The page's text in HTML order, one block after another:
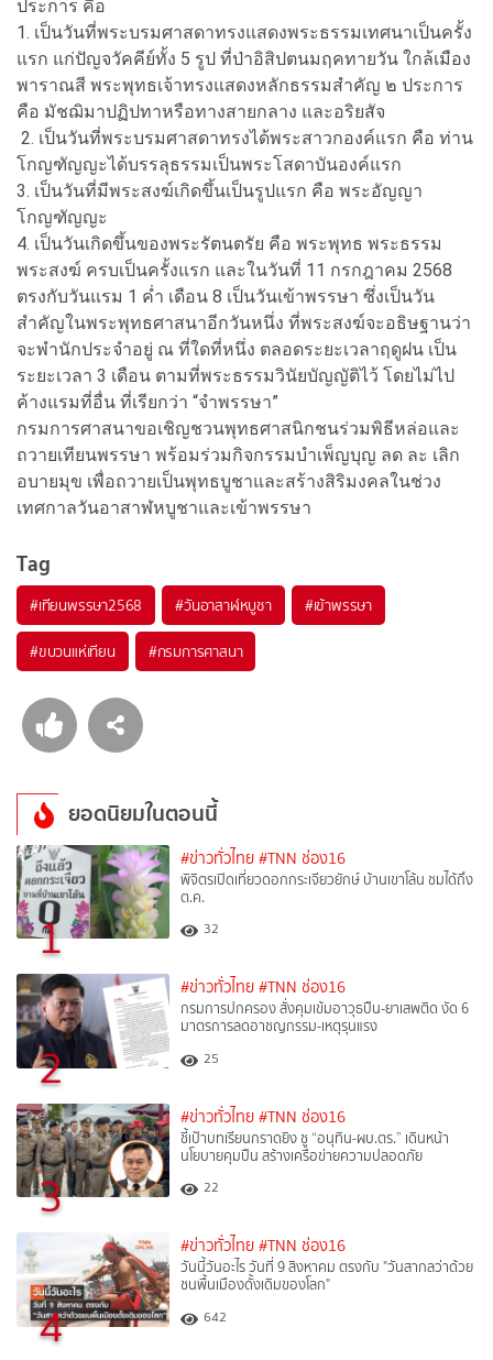
ประการ คือ
1. เป็นวันที่พระบรมศาสดาทรงแสดงพระธรรมเทศนาเป็นครั้ง
แรก แก่ปัญจวัคคีย์ทั้ง 5 รูป ที่ป่าอิสิปตนมฤคทายวัน ใกล้เมือง
พาราณสี พระพุทธเจ้าทรงแสดงหลักธรรมสำคัญ ๒ ประการ
คือ มัชฌิมาปฏิปทาหรือทางสายกลาง และอริยสัจ
2. เป็นวันที่พระบรมศาสดาทรงได้พระสาวกองค์แรก คือ ท่าน
โกญฑัญญะได้บรรลุธรรมเป็นพระโสดาบันองค์แรก
3. เป็นวันที่มีพระสงฆ์เกิดขึ้นเป็นรูปแรก คือ พระอัญญา
โกญฑัญญะ
4. เป็นวันเกิดขึ้นของพระรัตนตรัย คือ พระพุทธ พระธรรม
พระสงฆ์ ครบเป็นครั้งแรก และในวันที่ 11 กรกฎาคม 2568
ตรงกับวันแรม 1 ค่ำ เดือน 8 เป็นวันเข้าพรรษา ซึ่งเป็นวัน
สำคัญในพระพุทธศาสนาอีกวันหนึ่ง ที่พระสงฆ์จะอธิษฐานว่า
จะพำนักประจำอยู่ ณ ที่ใดที่หนึ่ง ตลอดระยะเวลาฤดูฝน เป็น
ระยะเวลา 3 เดือน ตามที่พระธรรมวินัยบัญญัติไว้ โดยไม่ไป
ค้างแรมที่อื่น ที่เรียกว่า “จำพรรษา”
กรมการศาสนาขอเชิญชวนพุทธศาสนิกชนร่วมพิธีหล่อและ
ถวายเทียนพรรษา พร้อมร่วมกิจกรรมบำเพ็ญบุญ ลด ละ เลิก
อบายมุข เพื่อถวายเป็นพุทธบูชาและสร้างสิริมงคลในช่วง
เทศกาลวันอาสาฬหบูชาและเข้าพรรษา
Tag
#เทียนพรรษา2568 #วันอาสาฬหบูชา #เข้าพรรษา
#ขบวนแห่เทียน #กรมการศาสนา
ยอดนิยมในตอนนี้
1
#ข่าวทั่วไทย #TNN ช่อง16
พิจิตรเปิดเที่ยวดอกกระเจียวยักษ์ บ้านเขาโล้น ชมได้ถึง
ต.ค.
32
2
#ข่าวทั่วไทย #TNN ช่อง16
กรมการปกครอง สั่งคุมเข้มอาวุธปืน-ยาเสพติด งัด 6
มาตรการลดอาชญกรรม-เหตุรุนแรง
25
3
#ข่าวทั่วไทย #TNN ช่อง16
ชี้เป้าบทเรียนกราดยิง ชู “อนุทิน-ผบ.ตร.” เดินหน้า
นโยบายคุมปืน สร้างเครือข่ายความปลอดภัย
22
4
#ข่าวทั่วไทย #TNN ช่อง16
วันนี้วันอะไร วันที่ 9 สิงหาคม ตรงกับ "วันสากลว่าด้วย
ชนพื้นเมืองดั้งเดิมของโลก"
642